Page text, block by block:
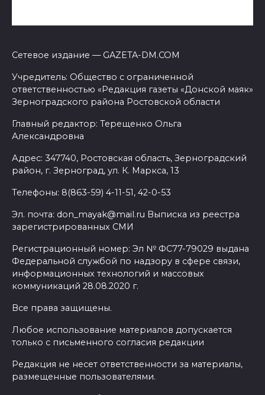
Сетевое издание — GAZETA-DM.COM
Учредитель: Общество с ограниченной
ответственностью «Редакция газеты «Донской маяк»
Зерноградского района Ростовской области
Главный редактор: Терещенко Ольга
Александровна
Адрес: 347740, Ростовская область, Зерноградский
район, г. Зерноград, ул. К. Маркса, 13
Телефоны: 8(863-59) 4-11-51, 42-0-53
Эл. почта: don_mayak@mail.ru Выписка из реестра
зарегистрированных СМИ
Регистрационный номер: Эл № ФС77-79029 выдана
Федеральной службой по надзору в сфере связи,
информационных технологий и массовых
коммуникаций 28.08.2020 г.
Все права защищены.
Любое использование материалов допускается
только с письменного согласия редакции
Редакция не несет ответственности за материалы,
размещенные пользователями.